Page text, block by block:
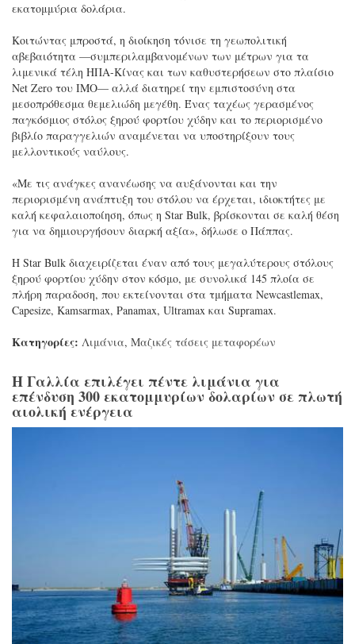
εκατομμύρια δολάρια.
Κοιτώντας μπροστά, η διοίκηση τόνισε τη γεωπολιτική
αβεβαιότητα —συμπεριλαμβανομένων των μέτρων για τα
λιμενικά τέλη ΗΠΑ-Κίνας και των καθυστερήσεων στο πλαίσιο
Net Zero του ΙΜΟ— αλλά διατηρεί την εμπιστοσύνη στα
μεσοπρόθεσμα θεμελιώδη μεγέθη. Ένας ταχέως γερασμένος
παγκόσμιος στόλος ξηρού φορτίου χύδην και το περιορισμένο
βιβλίο παραγγελιών αναμένεται να υποστηρίξουν τους
μελλοντικούς ναύλους.
«Με τις ανάγκες ανανέωσης να αυξάνονται και την
περιορισμένη ανάπτυξη του στόλου να έρχεται, ιδιοκτήτες με
καλή κεφαλαιοποίηση, όπως η Star Bulk, βρίσκονται σε καλή θέση
για να δημιουργήσουν διαρκή αξία», δήλωσε ο Πάππας.
Η Star Bulk διαχειρίζεται έναν από τους μεγαλύτερους στόλους
ξηρού φορτίου χύδην στον κόσμο, με συνολικά 145 πλοία σε
πλήρη παραδοση, που εκτείνονται στα τμήματα Newcastlemax,
Capesize, Kamsarmax, Panamax, Ultramax και Supramax.
Κατηγορίες: Λιμάνια, Μαζικές τάσεις μεταφορέων
Η Γαλλία επιλέγει πέντε λιμάνια για
επένδυση 300 εκατομμυρίων δολαρίων σε πλωτή
αιολική ενέργεια